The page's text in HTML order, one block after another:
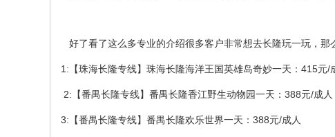
好了看了这么多专业的介绍很多客户非常想去长隆玩一玩，那
1:【珠海长隆专线】珠海长隆海洋王国英雄岛奇妙一天：415元/
2:【番禺长隆专线】番禺长隆香江野生动物园一天：388元/成人
3:【番禺长隆专线】番禺长隆欢乐世界一天：388元/成人